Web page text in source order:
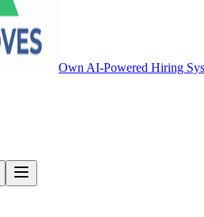
Own AI-Powered Hiring